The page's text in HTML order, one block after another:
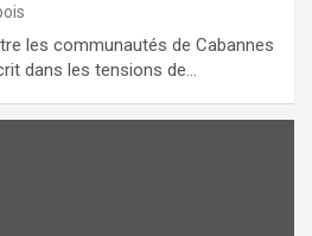
les communautés de Cabannes
dans les tensions de…